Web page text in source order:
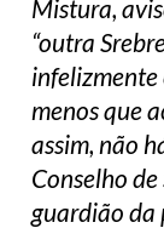
Mistura,
“outra
infelizmente
menos que
assim, não
Conselho
guardião da